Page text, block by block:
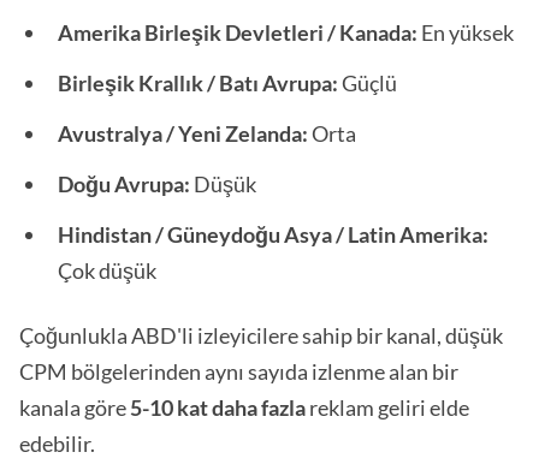
Amerika Birleşik Devletleri / Kanada: En yüksek
Birleşik Krallık / Batı Avrupa:Güçlü
Avustralya / Yeni Zelanda:Orta
Doğu Avrupa: Düşük
Hindistan / Güneydoğu Asya / Latin Amerika:
Çok düşük
Çoğunlukla ABD'li izleyicilere sahip bir kanal, düşük
CPM bölgelerinden aynı sayıda izlenme alan bir
kanala göre5-10 kat daha fazlareklam geliri elde
edebilir.